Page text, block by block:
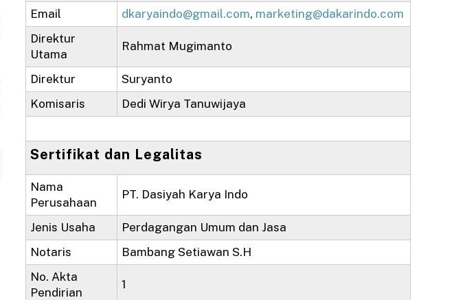
Email
dkaryaindo@gmail.com, marketing@dakarindo.com
Direktur
Utama
Rahmat Mugimanto
Direktur
Suryanto
Komisaris
Dedi Wirya Tanuwijaya
Sertifikat dan Legalitas
Nama
Perusahaan
PT. Dasiyah Karya Indo
Jenis Usaha
Perdagangan Umum dan Jasa
Notaris
Bambang Setiawan S.H
No. Akta
Pendirian
1